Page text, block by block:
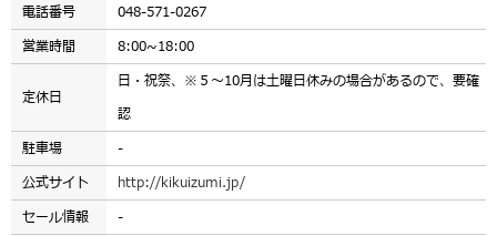
電話番号
048-571-0267
営業時間
8:00~18:00
定休日
日・祝祭、※５～10月は土曜日休みの場合があるので、要確
認
駐車場
-
公式サイト
http://kikuizumi.jp/
セール情報
-